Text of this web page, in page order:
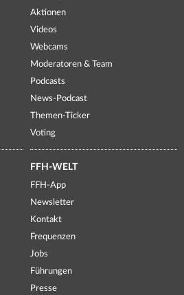
Aktionen
Videos
Webcams
Moderatoren & Team
Podcasts
News-Podcast
Themen-Ticker
Voting
FFH-WELT
FFH-App
Newsletter
Kontakt
Frequenzen
Jobs
Führungen
Presse